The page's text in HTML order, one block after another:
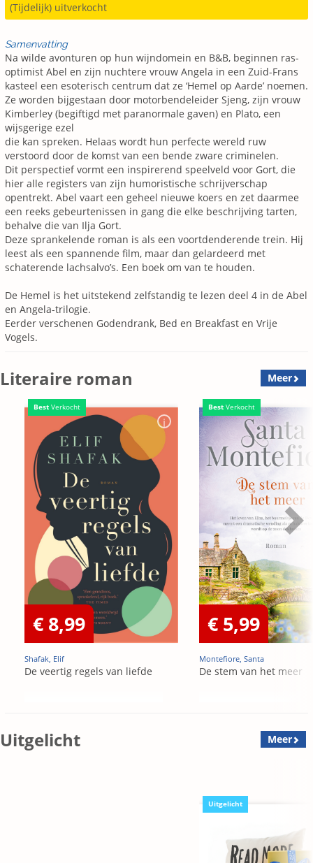
(Tijdelijk) uitverkocht
Samenvatting
Na wilde avonturen op hun wijndomein en B&B, beginnen ras-
optimist Abel en zijn nuchtere vrouw Angela in een Zuid-Frans
kasteel een esoterisch centrum dat ze ‘Hemel op Aarde’ noemen.
Ze worden bijgestaan door motorbendeleider Sjeng, zijn vrouw
Kimberley (begiftigd met paranormale gaven) en Plato, een
wijsgerige ezel
die kan spreken. Helaas wordt hun perfecte wereld ruw
verstoord door de komst van een bende zware criminelen.
Dit perspectief vormt een inspirerend speelveld voor Gort, die
hier alle registers van zijn humoristische schrijverschap
opentrekt. Abel vaart een geheel nieuwe koers en zet daarmee
een reeks gebeurtenissen in gang die elke beschrijving tarten,
behalve die van Ilja Gort.
Deze sprankelende roman is als een voortdenderende trein. Hij
leest als een spannende film, maar dan gelardeerd met
schaterende lachsalvo’s. Een boek om van te houden.
De Hemel is het uitstekend zelfstandig te lezen deel 4 in de Abel
en Angela-­trilogie.
Eerder verschenen Godendrank, Bed en Breakfast en Vrije
Vogels.
Literaire roman Meer
Best Verkocht
€ 8,99
Shafak, Elif
De veertig regels van liefde
Best Verkocht
€ 5,99
Montefiore, Santa
De stem van het meer
Uitgelicht Meer
Uitgelicht